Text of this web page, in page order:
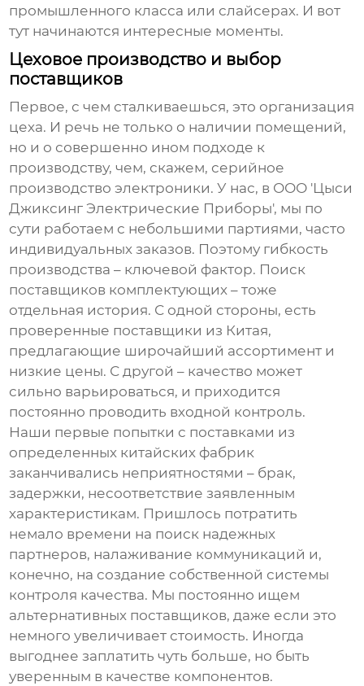
промышленного класса или слайсерах. И вот
тут начинаются интересные моменты.
Цеховое производство и выбор
поставщиков
Первое, с чем сталкиваешься, это организация
цеха. И речь не только о наличии помещений,
но и о совершенно ином подходе к
производству, чем, скажем, серийное
производство электроники. У нас, в ООО 'Цыси
Джиксинг Электрические Приборы', мы по
сути работаем с небольшими партиями, часто
индивидуальных заказов. Поэтому гибкость
производства – ключевой фактор. Поиск
поставщиков комплектующих – тоже
отдельная история. С одной стороны, есть
проверенные поставщики из Китая,
предлагающие широчайший ассортимент и
низкие цены. С другой – качество может
сильно варьироваться, и приходится
постоянно проводить входной контроль.
Наши первые попытки с поставками из
определенных китайских фабрик
заканчивались неприятностями – брак,
задержки, несоответствие заявленным
характеристикам. Пришлось потратить
немало времени на поиск надежных
партнеров, налаживание коммуникаций и,
конечно, на создание собственной системы
контроля качества. Мы постоянно ищем
альтернативных поставщиков, даже если это
немного увеличивает стоимость. Иногда
выгоднее заплатить чуть больше, но быть
уверенным в качестве компонентов.